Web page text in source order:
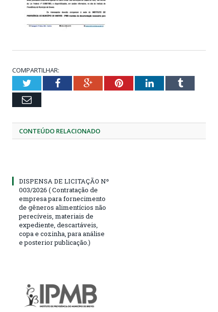
COMPARTILHAR:
TwitterFacebookGoogle+PinterestLinkedInTumblr
Email
CONTEÚDO RELACIONADO
DISPENSA DE LICITAÇÃO Nº
003/2026 ( Contratação de
empresa para fornecimento
de gêneros alimentícios não
perecíveis, materiais de
expediente, descartáveis,
copa e cozinha, para análise
e posterior publicação.)